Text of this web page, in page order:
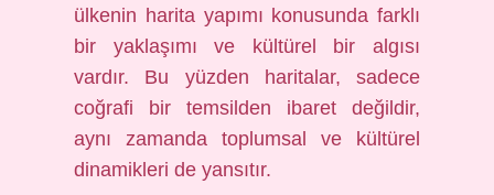
ülkenin harita yapımı konusunda farklı
bir yaklaşımı ve kültürel bir algısı
vardır. Bu yüzden haritalar, sadece
coğrafi bir temsilden ibaret değildir,
aynı zamanda toplumsal ve kültürel
dinamikleri de yansıtır.